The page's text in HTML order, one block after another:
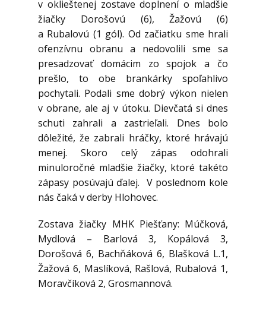
v oklieštenej zostave doplnení o mladšie
žiačky Dorošovú (6), Žažovú (6)
a Rubalovú (1 gól). Od začiatku sme hrali
ofenzívnu obranu a nedovolili sme sa
presadzovať domácim zo spojok a čo
prešlo, to obe brankárky spoľahlivo
pochytali. Podali sme dobrý výkon nielen
v obrane, ale aj v útoku. Dievčatá si dnes
schuti zahrali a zastrieľali. Dnes bolo
dôležité, že zabrali hráčky, ktoré hrávajú
menej. Skoro celý zápas odohrali
minuloročné mladšie žiačky, ktoré takéto
zápasy posúvajú ďalej. V poslednom kole
nás čaká v derby Hlohovec.
Zostava žiačky MHK Piešťany: Múčková,
Mydlová – Barlová 3, Kopálová 3,
Dorošová 6, Bachňáková 6, Blašková L.1,
Žažová 6, Maslíková, Rašlová, Rubalová 1,
Moravčíková 2, Grosmannová.